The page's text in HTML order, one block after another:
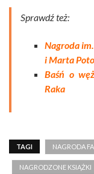
Sprawdź też:
Nagroda
i Marta
Baśń o
Raka
TAGI NAGRODA
NAGRODZONE KSIĄŻKI